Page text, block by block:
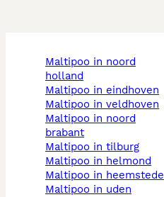
maltipoo in noord
holland
maltipoo in eindhoven
maltipoo in veldhoven
maltipoo in noord
brabant
maltipoo in tilburg
maltipoo in helmond
maltipoo in heemstede
maltipoo in uden